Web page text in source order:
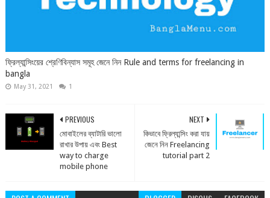
ফ্রিল্যান্সিংয়ের শ্রেণিবিন্যাস সমূহ জেনে নিন Rule and terms for freelancing in
bangla
May 31, 2021 1
NEXT
কিভাবে ফ্রিল্যান্সিং করা যায়
জেনে নিন Freelancing
tutorial part 2
PREVIOUS
মোবাইলের ব্যাটারি ভালো
রাখার উপায় এবং Best
way to charge
mobile phone